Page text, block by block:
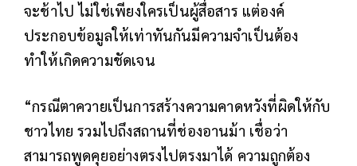
จะช้าไป ไม่ใช่เพียงใครเป็นผู้สื่อสาร แต่องค์
ประกอบข้อมูลให้เท่าทันกันมีความจำเป็นต้อง
ทำให้เกิดความชัดเจน
“กรณีตาควายเป็นการสร้างความคาดหวังที่ผิดให้กับ
ชาวไทย รวมไปถึงสถานที่ช่องอานม้า เชื่อว่า
สามารถพูดคุยอย่างตรงไปตรงมาได้ ความถูกต้อง